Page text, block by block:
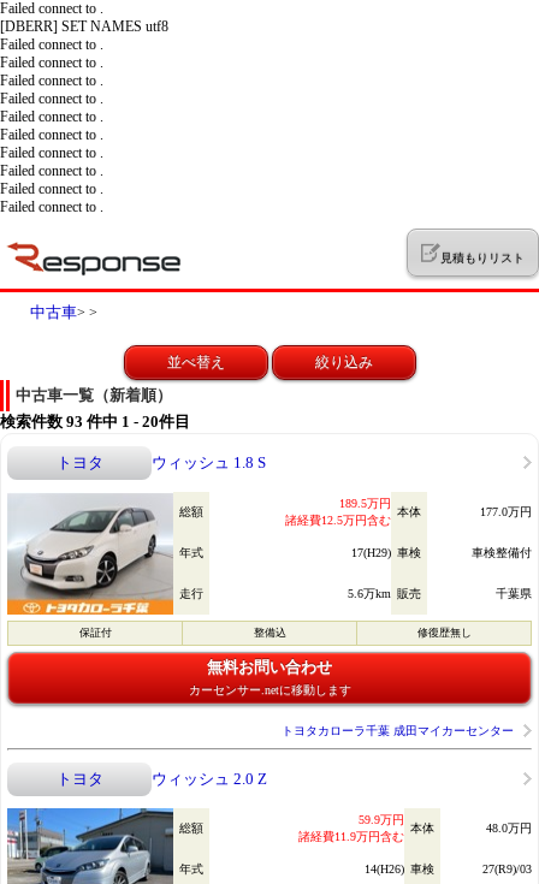
Failed connect to .
[DBERR] SET NAMES utf8
Failed connect to .
Failed connect to .
Failed connect to .
Failed connect to .
Failed connect to .
Failed connect to .
Failed connect to .
Failed connect to .
Failed connect to .
Failed connect to .
見積もりリスト
中古車> >
並べ替え 絞り込み
中古車一覧（新着順）
検索件数 93 件中 1 - 20件目
トヨタ ウィッシュ 1.8 S
総額
189.5万円
諸経費12.5万円含む
本体 177.0万円
年式 17(H29) 車検 車検整備付
走行 5.6万km 販売 千葉県
保証付 整備込 修復歴無し
無料お問い合わせ
カーセンサー.netに移動します
トヨタカローラ千葉 成田マイカーセンター
トヨタ ウィッシュ 2.0 Z
総額
59.9万円
諸経費11.9万円含む
本体 48.0万円
年式 14(H26) 車検 27(R9)/03